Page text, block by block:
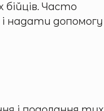
Часто
надати допомогу